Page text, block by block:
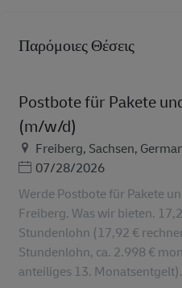
Παρόμοιες Θέσεις
Postbote für Pakete
(m/w/d)
Τοποθεσία
Freiberg, Sachsen,
Ημερομηνία Ανάρτησης
07/28/2026
Werde Postbote für Pakete
Freiberg. Was wir bieten.
Stundenlohn (17,92 €
Stundenlohn, ca. 2.998 €
anteiliges 13.